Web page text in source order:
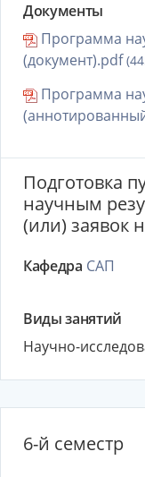
Документы
Программа
(документ).pdf
Программа
Подготовка
научным
(или) заявок
Кафедра САП
Виды занятий
Научно-
6-й семестр